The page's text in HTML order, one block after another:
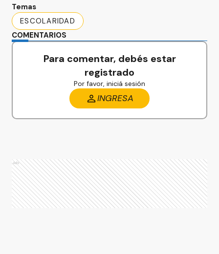
Temas
ESCOLARIDAD
COMENTARIOS
Para comentar, debés estar
registrado
Por favor, iniciá sesión
INGRESA
Ads